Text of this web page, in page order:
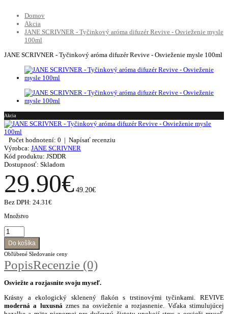
Domov
Akcia
JANE SCRIVNER - Tyčinkový aróma difuzér Revive - Osvieženie mysle
100ml
JANE SCRIVNER - Tyčinkový aróma difuzér Revive - Osvieženie mysle 100ml
Akcia
Počet hodnotení: 0 | Napísať recenziu
Výrobca: JANE SCRIVNER
Kód produktu: JSDDR
Dostupnosť: Skladom
29.90€ 49.20€
Bez DPH: 24.31€
Množstvo
Obľúbené Sledovanie ceny
PopisRecenzie (0)
Osviežte a rozjasnite svoju myseľ.
Krásny a ekologický sklenený flakón s trstinovými tyčinkami. REVIVE
moderná a luxusná zmes na osvieženie a rozjasnenie. Vďaka stimulujúcej